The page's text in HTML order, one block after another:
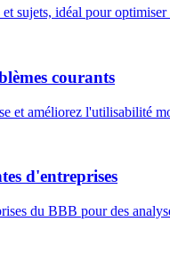
sujets, idéal pour
courants
et améliorez l'utilisabilité
d'entreprises
du BBB pour des